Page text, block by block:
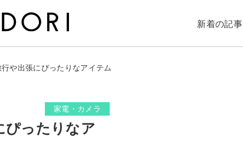
新着の記事
や出張にぴったりなアイテム
家電・カメラ
ぴったりなア